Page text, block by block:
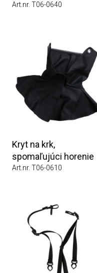
Art.nr. T06-0640
Kryt na krk,
spomaľujúci horenie
Art.nr. T06-0610